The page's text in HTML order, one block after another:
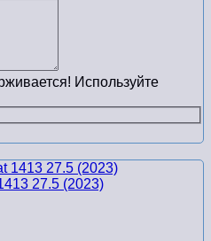
Используйте
27.5 (2023)